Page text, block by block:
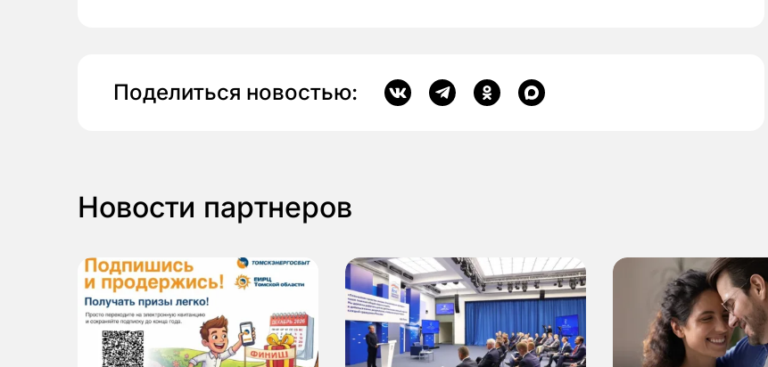
Поделиться новостью:
Новости партнеров